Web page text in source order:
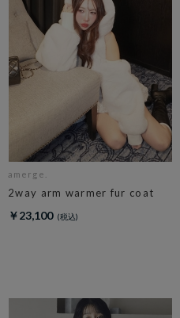
amerge.
2way arm warmer fur coat
￥23,100